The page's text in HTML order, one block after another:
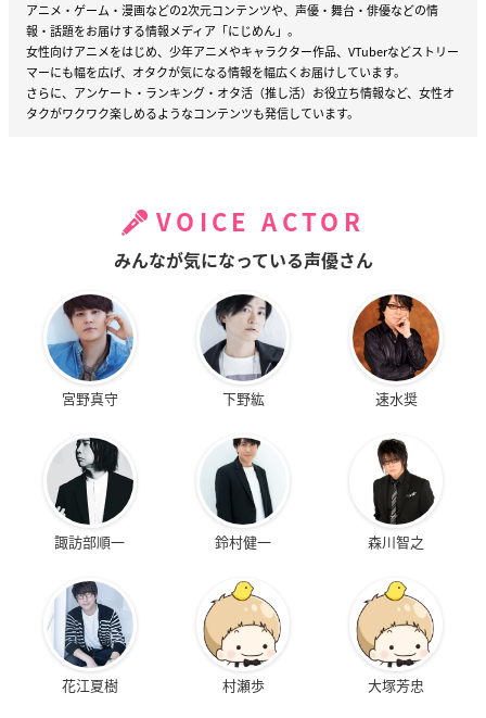
アニメ・ゲーム・漫画などの2次元コンテンツや、声優・舞台・俳優などの情
報・話題をお届けする情報メディア「にじめん」。
女性向けアニメをはじめ、少年アニメやキャラクター作品、VTuberなどストリー
マーにも幅を広げ、オタクが気になる情報を幅広くお届けしています。
さらに、アンケート・ランキング・オタ活（推し活）お役立ち情報など、女性オ
タクがワクワク楽しめるようなコンテンツも発信しています。
VOICE ACTOR
みんなが気になっている声優さん
宮野真守 下野紘 速水奨
諏訪部順一 鈴村健一 森川智之
花江夏樹 村瀬歩 大塚芳忠